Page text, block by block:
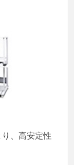
、高安定性